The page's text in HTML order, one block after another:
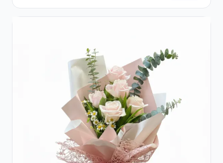
Trandafiri și Gerbera